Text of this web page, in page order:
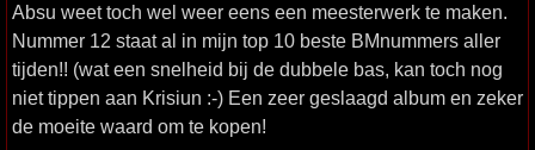
Absu weet toch wel weer eens een meesterwerk te maken.
Nummer 12 staat al in mijn top 10 beste BMnummers aller
tijden!! (wat een snelheid bij de dubbele bas, kan toch nog
niet tippen aan Krisiun :-) Een zeer geslaagd album en zeker
de moeite waard om te kopen!